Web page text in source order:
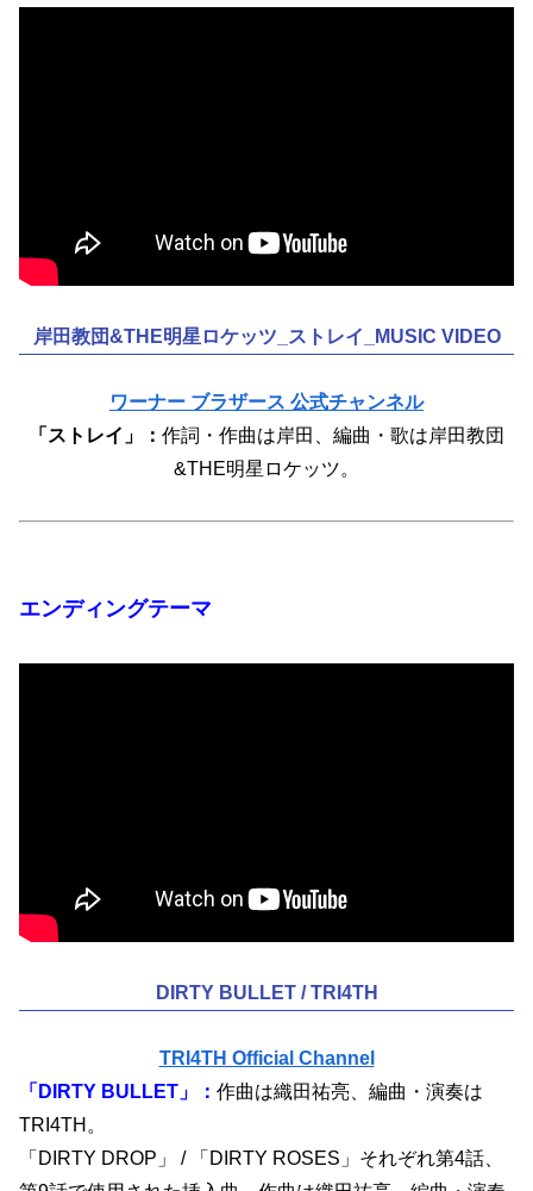
岸田教団&THE明星ロケッツ_ストレイ_MUSIC VIDEO
ワーナー ブラザース 公式チャンネル
「ストレイ」： 作詞・作曲は岸田、編曲・歌は岸田教団
&THE明星ロケッツ。
エンディングテーマ
DIRTY BULLET / TRI4TH
TRI4TH Official Channel
「DIRTY BULLET」： 作曲は織田祐亮、編曲・演奏は
TRI4TH。
「DIRTY DROP」 / 「DIRTY ROSES」 それぞれ第4話、